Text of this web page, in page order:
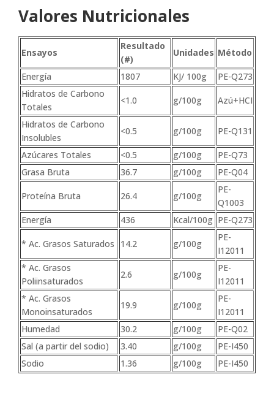
Bellota
100%
Ibérico
cantidad
Valores Nutricionales
Ensayos
Resultado
(#)
Unidades Método
Energía 1807 KJ/ 100g
PE-Q273
Hidratos de Carbono
Totales
<1.0 g/100g Azú+HCI
Hidratos de Carbono
Insolubles
<0.5 g/100g PE-Q131
Azúcares Totales <0.5 g/100g
PE-Q73
Grasa Bruta
36.7 g/100g PE-Q04
Proteína Bruta 26.4 g/100g
PE-
Q1003
Energía
436 Kcal/100g PE-Q273
* Ac. Grasos Saturados 14.2 g/100g
PE-
I12011
* Ac. Grasos
Poliinsaturados
2.6 g/100g
PE-
I12011
* Ac. Grasos
Monoinsaturados
19.9 g/100g
PE-
I12011
Humedad
30.2 g/100g
PE-Q02
Sal (a partir del sodio)
3.40 g/100g
PE-I450
Sodio
1.36 g/100g PE-I450